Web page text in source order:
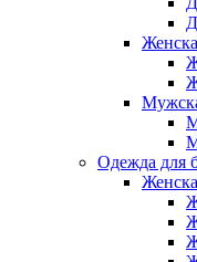
Одежда для